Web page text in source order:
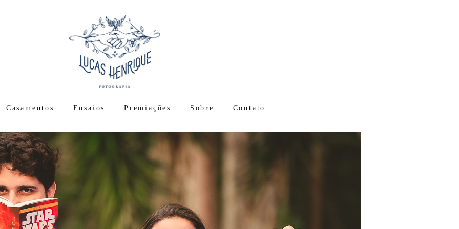
Casamentos Ensaios Premiações Sobre Contato